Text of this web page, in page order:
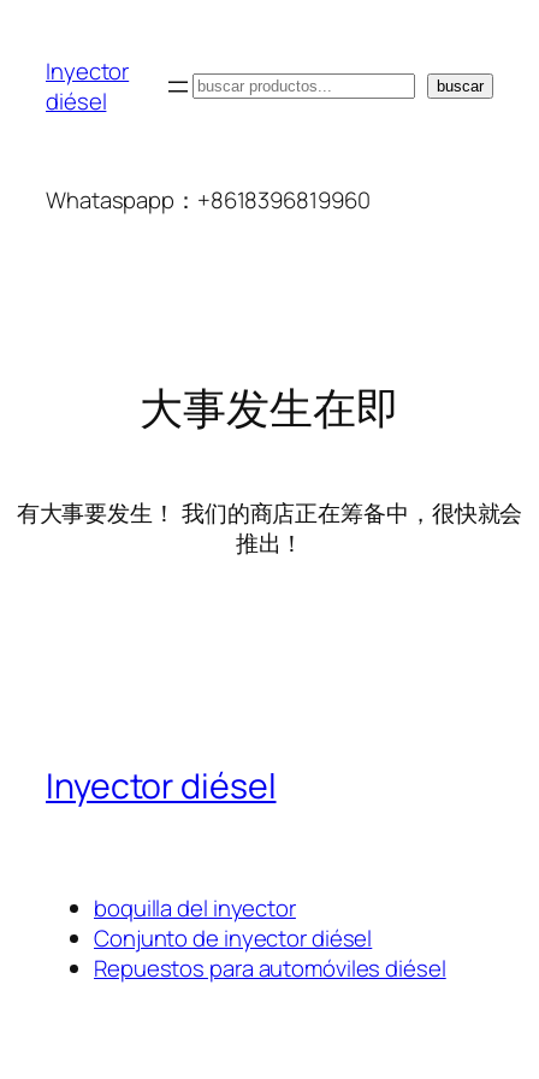
Inyector
diésel
搜
buscar
Whataspapp：+8618396819960
大事发生在即
有大事要发生！ 我们的商店正在筹备中，很快就会
推出！
Inyector diésel
boquilla del inyector
Conjunto de inyector diésel
Repuestos para automóviles diésel